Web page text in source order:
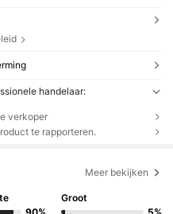
handelaar:
verkoper
te rapporteren.
Meer bekijken
Groot